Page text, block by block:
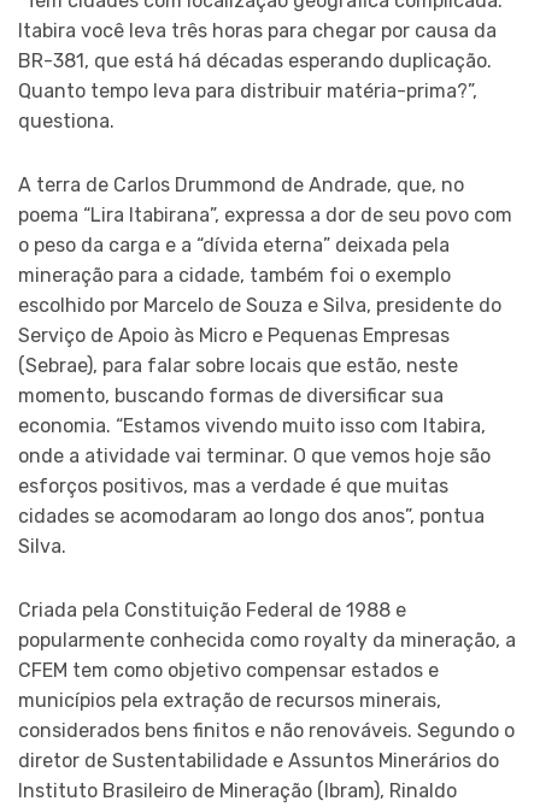
Itabira você leva três horas para chegar por causa da
BR-381, que está há décadas esperando duplicação.
Quanto tempo leva para distribuir matéria-prima?”,
questiona.
A terra de Carlos Drummond de Andrade, que, no
poema “Lira Itabirana”, expressa a dor de seu povo com
o peso da carga e a “dívida eterna” deixada pela
mineração para a cidade, também foi o exemplo
escolhido por Marcelo de Souza e Silva, presidente do
Serviço de Apoio às Micro e Pequenas Empresas
(Sebrae), para falar sobre locais que estão, neste
momento, buscando formas de diversificar sua
economia. “Estamos vivendo muito isso com Itabira,
onde a atividade vai terminar. O que vemos hoje são
esforços positivos, mas a verdade é que muitas
cidades se acomodaram ao longo dos anos”, pontua
Silva.
Criada pela Constituição Federal de 1988 e
popularmente conhecida como royalty da mineração, a
CFEM tem como objetivo compensar estados e
municípios pela extração de recursos minerais,
considerados bens finitos e não renováveis. Segundo o
diretor de Sustentabilidade e Assuntos Minerários do
Instituto Brasileiro de Mineração (Ibram), Rinaldo